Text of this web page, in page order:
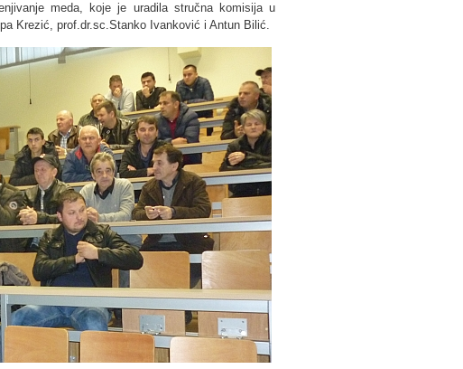
meda, koje je uradila stručna komisija u
Krezić, prof.dr.sc.Stanko Ivanković i Antun Bilić.